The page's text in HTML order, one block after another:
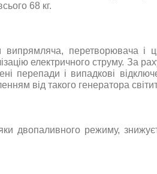
68 кг.
перетворювача і
електричного струму. За
перепади і випадкові
від такого генератора
двопаливного режиму,